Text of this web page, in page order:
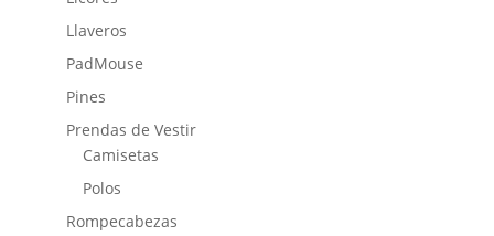
Llaveros
PadMouse
Pines
Prendas de Vestir
Camisetas
Polos
Rompecabezas